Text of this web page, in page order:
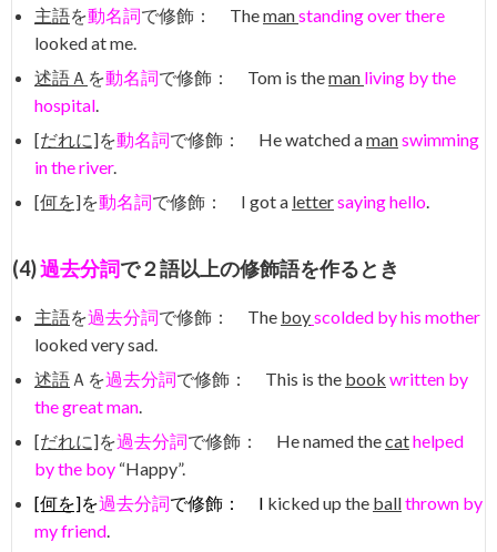
主語を動名詞で修飾： Themanstanding over there
looked at me.
述語Ａ を動名詞で修飾： Tom is theman living by the
hospital.
[だれに]を動名詞で修飾： He watched amanswimming
in the river.
[何を]を動名詞で修飾： I got a lettersaying hello.
(4)過去分詞で２語以上の修飾語を作るとき
主語を過去分詞で修飾： The boyscolded by his mother
looked very sad.
述語 Ａを過去分詞で修飾： This is the book written by
the great man.
[だれに]を過去分詞で修飾： He named thecathelped
by the boy “Happy”.
[何を]を過去分詞で修飾： I kicked up the ballthrown by
my friend.